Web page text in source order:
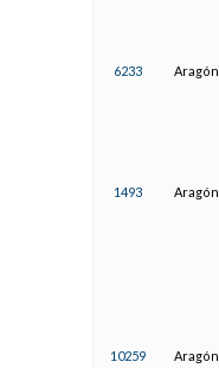
6233 Aragón
1493 Aragón
10259 Aragón